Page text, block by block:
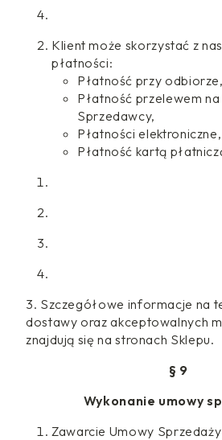
Klient może skorzystać z
płatności:
Płatność przy odbiorze,
Płatność przelewem
Sprzedawcy,
Płatności elektroniczne,
Płatność kartą
3. Szczegółowe informacje na
dostawy oraz akceptowalnych
znajdują się na stronach Sklepu.
§ 9
Wykonanie umowy
Zawarcie Umowy